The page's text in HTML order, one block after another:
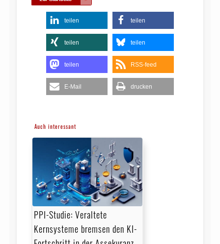
teilen teilen
teilen teilen
teilen RSS-feed
E-Mail drucken
Auch interessant
PPI-Studie: Veraltete
Kernsysteme bremsen den KI-